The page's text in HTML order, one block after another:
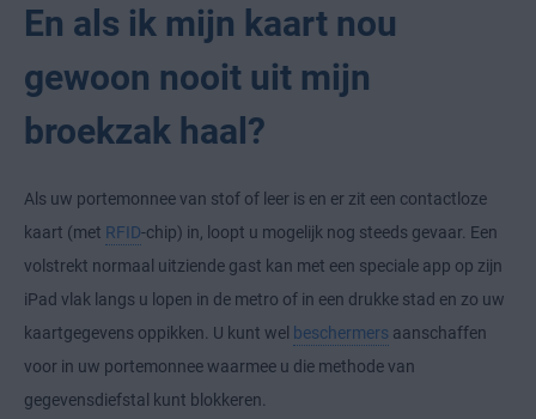
En als ik mijn kaart nou
gewoon nooit uit mijn
broekzak haal?
Als uw portemonnee van stof of leer is en er zit een contactloze
kaart (met RFID-chip) in, loopt u mogelijk nog steeds gevaar. Een
volstrekt normaal uitziende gast kan met een speciale app op zijn
iPad vlak langs u lopen in de metro of in een drukke stad en zo uw
kaartgegevens oppikken. U kunt wel beschermers aanschaffen
voor in uw portemonnee waarmee u die methode van
gegevensdiefstal kunt blokkeren.